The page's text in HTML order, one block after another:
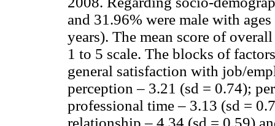
and 31.96% were male with
years). The mean score of
1 to 5 scale. The blocks of
general satisfaction with job/
perception – 3.21 (sd = 0.74);
professional time – 3.13 (sd =